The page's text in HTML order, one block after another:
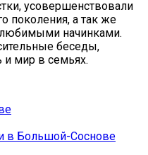
усовершенствовали
поколения, а так же
начинками.
беседы,
и мир в семьях.
в Большой-Соснове